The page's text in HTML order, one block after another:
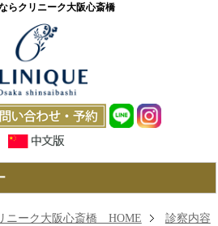
らクリニーク大阪心斎橋
ニーク大阪心斎橋 HOME
診察内容